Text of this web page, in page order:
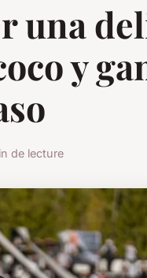
una
y
de lecture